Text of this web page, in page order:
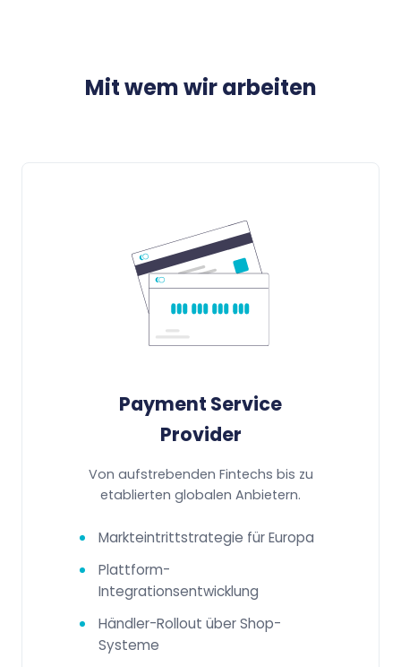
Mit wem wir arbeiten
Payment Service
Provider
Von aufstrebenden Fintechs bis zu
etablierten globalen Anbietern.
Markteintrittstrategie für Europa
Plattform-
Integrationsentwicklung
Händler-Rollout über Shop-
Systeme